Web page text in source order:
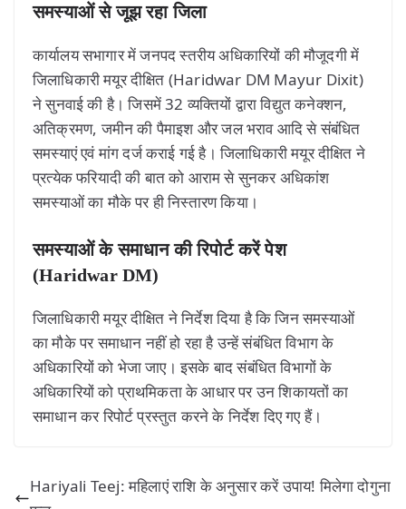
समस्याओं से जूझ रहा जिला
कार्यालय सभागार में जनपद स्तरीय अधिकारियों की मौजूदगी में
जिलाधिकारी मयूर दीक्षित (Haridwar DM Mayur Dixit)
ने सुनवाई की है। जिसमें 32 व्यक्तियों द्वारा विद्युत कनेक्शन,
अतिक्रमण, जमीन की पैमाइश और जल भराव आदि से संबंधित
समस्याएं एवं मांग दर्ज कराई गई है। जिलाधिकारी मयूर दीक्षित ने
प्रत्येक फरियादी की बात को आराम से सुनकर अधिकांश
समस्याओं का मौके पर ही निस्तारण किया।
समस्याओं के समाधान की रिपोर्ट करें पेश
(Haridwar DM)
जिलाधिकारी मयूर दीक्षित ने निर्देश दिया है कि जिन समस्याओं
का मौके पर समाधान नहीं हो रहा है उन्हें संबंधित विभाग के
अधिकारियों को भेजा जाए। इसके बाद संबंधित विभागों के
अधिकारियों को प्राथमिकता के आधार पर उन शिकायतों का
समाधान कर रिपोर्ट प्रस्तुत करने के निर्देश दिए गए हैं।
Hariyali Teej: महिलाएं राशि के अनुसार करें उपाय! मिलेगा दोगुना